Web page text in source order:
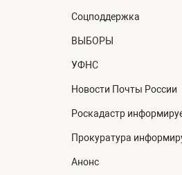
Соцподдержка
ВЫБОРЫ
УФНС
Новости Почты России
Роскадастр
Прокуратура
Анонс